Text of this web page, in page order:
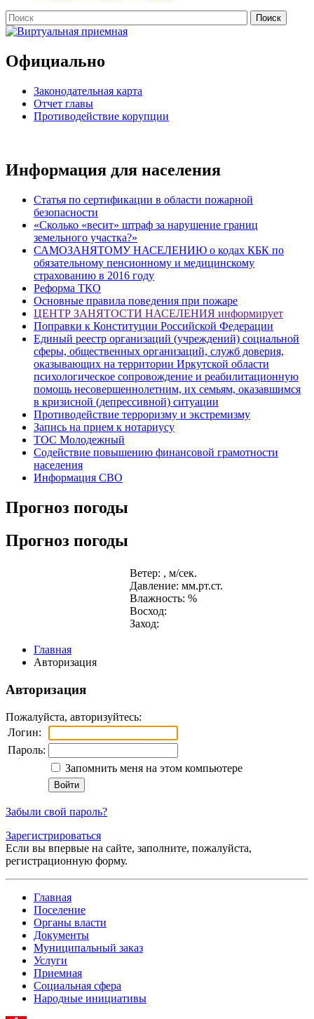
Официально
Законодательная карта
Отчет главы
Противодействие корупции
Информация для населения
Статья по сертификации в области пожарной
безопасности
«Сколько «весит» штраф за нарушение границ
земельного участка?»
САМОЗАНЯТОМУ НАСЕЛЕНИЮ о кодах КБК по
обязательному пенсионному и медицинскому
страхованию в 2016 году
Реформа ТКО
Основные правила поведения при пожаре
ЦЕНТР ЗАНЯТОСТИ НАСЕЛЕНИЯ информирует
Поправки к Конституции Российской Федерации
Единый реестр организаций (учреждений) социальной
сферы, общественных организаций, служб доверия,
оказывающих на территории Иркутской области
психологическое сопровождение и реабилитационную
помощь несовершеннолетним, их семьям, оказавшимся
в кризисной (депрессивной) ситуации
Противодействие терроризму и экстремизму
Запись на прием к нотариусу
ТОС Молодежный
Содействие повышению финансовой грамотности
населения
Информация СВО
Прогноз погоды
Прогноз погоды
Ветер: , м/сек.
Давление: мм.рт.ст.
Влажность: %
Восход:
Заход:
Главная
Авторизация
Авторизация
Пожалуйста, авторизуйтесь:
Логин:
Пароль:
Запомнить меня на этом компьютере
Забыли свой пароль?
Зарегистрироваться
Если вы впервые на сайте, заполните, пожалуйста,
регистрационную форму.
Главная
Поселение
Органы власти
Документы
Муниципальный заказ
Услуги
Приемная
Социальная сфера
Народные инициативы